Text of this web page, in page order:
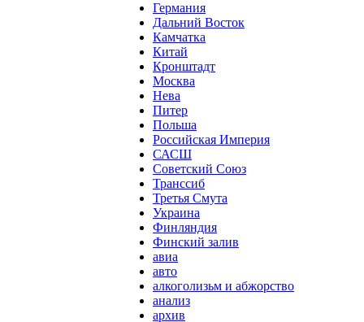
Германия
Дальний Восток
Камчатка
Китай
Кронштадт
Москва
Нева
Питер
Польша
Российская Империя
САСШ
Советский Союз
Транссиб
Третья Смута
Украина
Финляндия
Финский залив
авиа
авто
алкоголизьм и абжорство
анализ
архив